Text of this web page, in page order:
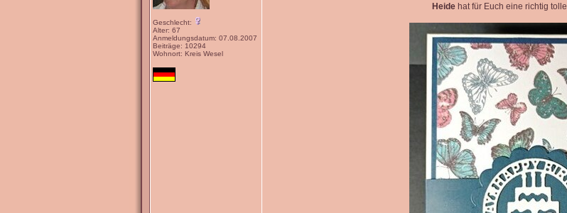
Geschlecht:
Alter: 67
Anmeldungsdatum: 07.08.2007
Beiträge: 10294
Wohnort: Kreis Wesel
Heidehat für Euch eine richtig